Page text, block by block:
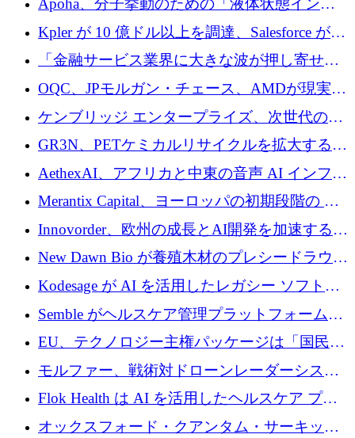
の資本シフトを呼びかけ
Apoha、分子挙動のための「液体状態インテ
リジェンス」を構築するために3,600万ドルを
かけてステルス状態から出現
Kpler が 10 億ドル以上を調達、Salesforce が
Contentful を買収、Built in Europe キャンペー
ンを開始
「金融サービス業界に大きな波が押し寄せて
いる」と「欧州初のAIネイティブ銀行」のボ
スが語る
OQC、JPモルガン・チェース、AMDが現実世
界のフィンテック・アプリケーションを探索
するためにQuantum-AIデータセンターを立ち
上げ
ケンブリッジ エンタープライズ、次世代のデ
ィープテック創設者向けにロンドンの出発点
を構築
GR3N、PETケミカルリサイクルを拡大するた
めにシリーズBで1,550万ユーロを調達
AethexAI、アフリカと中東の音声 AI インフラ
ストラクチャを構築するために 300 万ドルを
Merantix Capital、ヨーロッパの初期段階の AI
スタートアップ向けに 1 億 300 万ユーロのフ
ァンドを立ち上げる
Innovorder、欧州の成長とAI開発を加速するた
めに2,000万ユーロを確保
New Dawn Bio が養殖木材のプレシードラウン
ドで 210 万ユーロを調達
Kodesage が AI を活用したレガシー ソフトウ
ェアの最新化のために 660 万ドルを調達
Semble がヘルスケア管理プラットフォームを
拡大するためにシリーズ C で 3,000 万ポンド
を調達
EU、テクノロジー主権パッケージは「国民の
保護」に関するものだと発言
モルファー、戦術対ドローンレーダーシステ
ムを最前線に近づけるために150万ユーロを調
Flok Health は AI を活用したヘルスケア プラ
ットフォームの成長に 1,250 万ドルを投資
オックスフォード・クアンタム・サーキット